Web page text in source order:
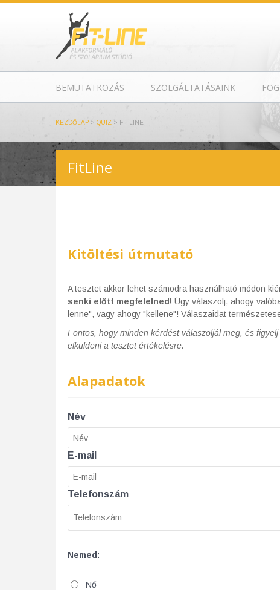
BEMUTATKOZÁS SZOLGÁLTATÁSAINK
KEZDŐLAP > QUIZ > FITLINE
FitLine
Kitöltési útmutató
A tesztet akkor lehet számodra használható módon
senki előtt megfelelned! Úgy válaszolj, ahogy
lenne", vagy ahogy "kellene"! Válaszaidat
Fontos, hogy minden kérdést válaszoljál meg, és
elküldeni a tesztet értékelésre.
Alapadatok
Név
E-mail
Telefonszám
Nemed:
Nő